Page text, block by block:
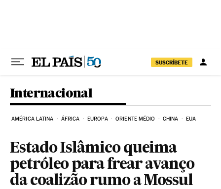
SUSCRÍBETE
Internacional
AMÉRICA LATINA ÁFRICA EUROPA ORIENTE MÉDIO CHINA EUA
Estado Islâmico queima
petróleo para frear avanço
da coalizão rumo a Mossul